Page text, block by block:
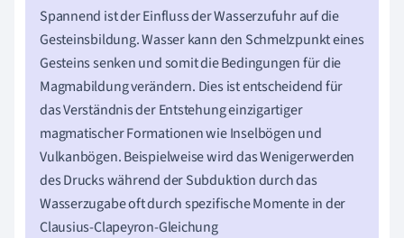
Spannend ist der Einfluss der Wasserzufuhr auf die
Gesteinsbildung. Wasser kann den Schmelzpunkt eines
Gesteins senken und somit die Bedingungen für die
Magmabildung verändern. Dies ist entscheidend für
das Verständnis der Entstehung einzigartiger
magmatischer Formationen wie Inselbögen und
Vulkanbögen. Beispielweise wird das Wenigerwerden
des Drucks während der Subduktion durch das
Wasserzugabe oft durch spezifische Momente in der
Clausius-Clapeyron-Gleichung